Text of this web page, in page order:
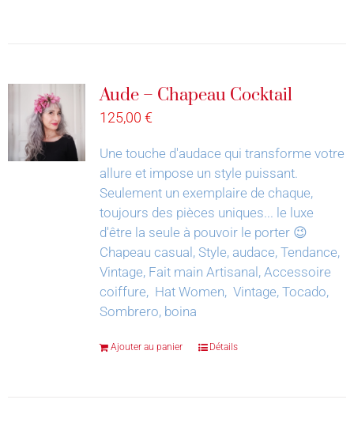
Aude – Chapeau Cocktail
125,00 €
Une touche d'audace qui transforme votre
allure et impose un style puissant.
Seulement un exemplaire de chaque,
toujours des pièces uniques... le luxe
d'être la seule à pouvoir le porter 😉
Chapeau casual, Style, audace, Tendance,
Vintage, Fait main Artisanal, Accessoire
coiffure, Hat Women, Vintage, Tocado,
Sombrero, boina
Ajouter au panier Détails